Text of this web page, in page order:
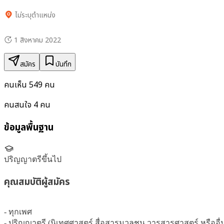
ไม่ระบุตำแหน่ง
1 สิงหาคม 2022
สมัคร บันทึก
คนเห็น 549 คน
คนสนใจ 4 คน
ข้อมูลพื้นฐาน
ปริญญาตรีขึ้นไป
คุณสมบัติผู้สมัคร
- ทุกเพศ